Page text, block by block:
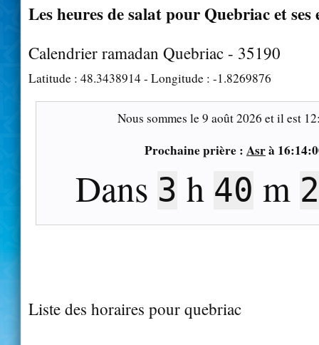
Les heures de salat pour Quebriac et ses
Calendrier ramadan Quebriac - 35190
Latitude : 48.3438914- Longitude : -1.8269876
Nous sommes le9 août 2026 et il est
Prochaine prière : Asrà
Dans 3 h 40 m
Liste des horaires pour quebriac